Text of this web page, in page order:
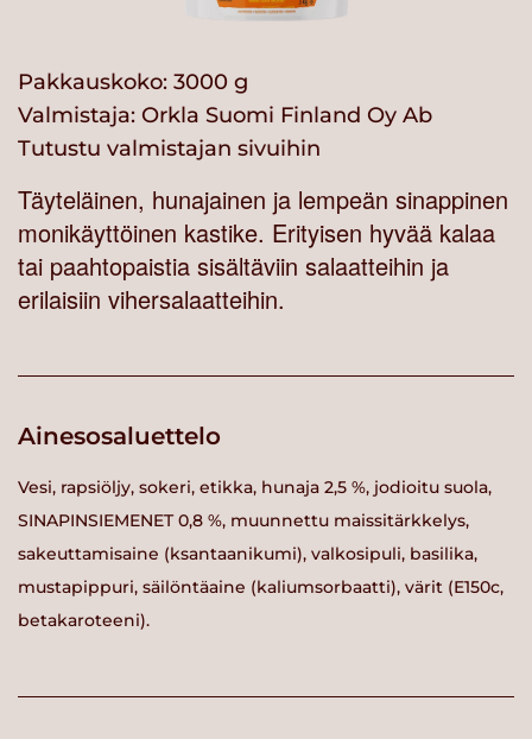
Pakkauskoko: 3000 g
Valmistaja: Orkla Suomi Finland Oy Ab
Tutustu valmistajan sivuihin
Täyteläinen, hunajainen ja lempeän sinappinen
monikäyttöinen kastike. Erityisen hyvää kalaa
tai paahtopaistia sisältäviin salaatteihin ja
erilaisiin vihersalaatteihin.
Ainesosaluettelo
Vesi, rapsiöljy, sokeri, etikka, hunaja 2,5 %, jodioitu suola,
SINAPINSIEMENET 0,8 %, muunnettu maissitärkkelys,
sakeuttamisaine (ksantaanikumi), valkosipuli, basilika,
mustapippuri, säilöntäaine (kaliumsorbaatti), värit (E150c,
betakaroteeni).